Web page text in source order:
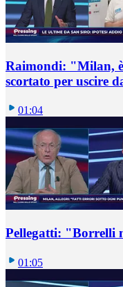
Raimondi: "Milan,
scortato per uscire
01:04
Pellegatti: "Borrelli
01:05